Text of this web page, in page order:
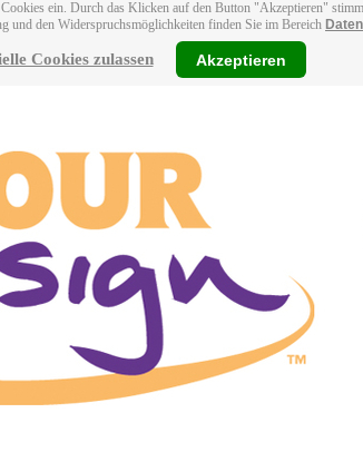
ein. Durch das Klicken auf den Button "Akzeptieren"
und den Widerspruchsmöglichkeiten finden Sie im Bereich
Cookies zulassen Akzeptieren